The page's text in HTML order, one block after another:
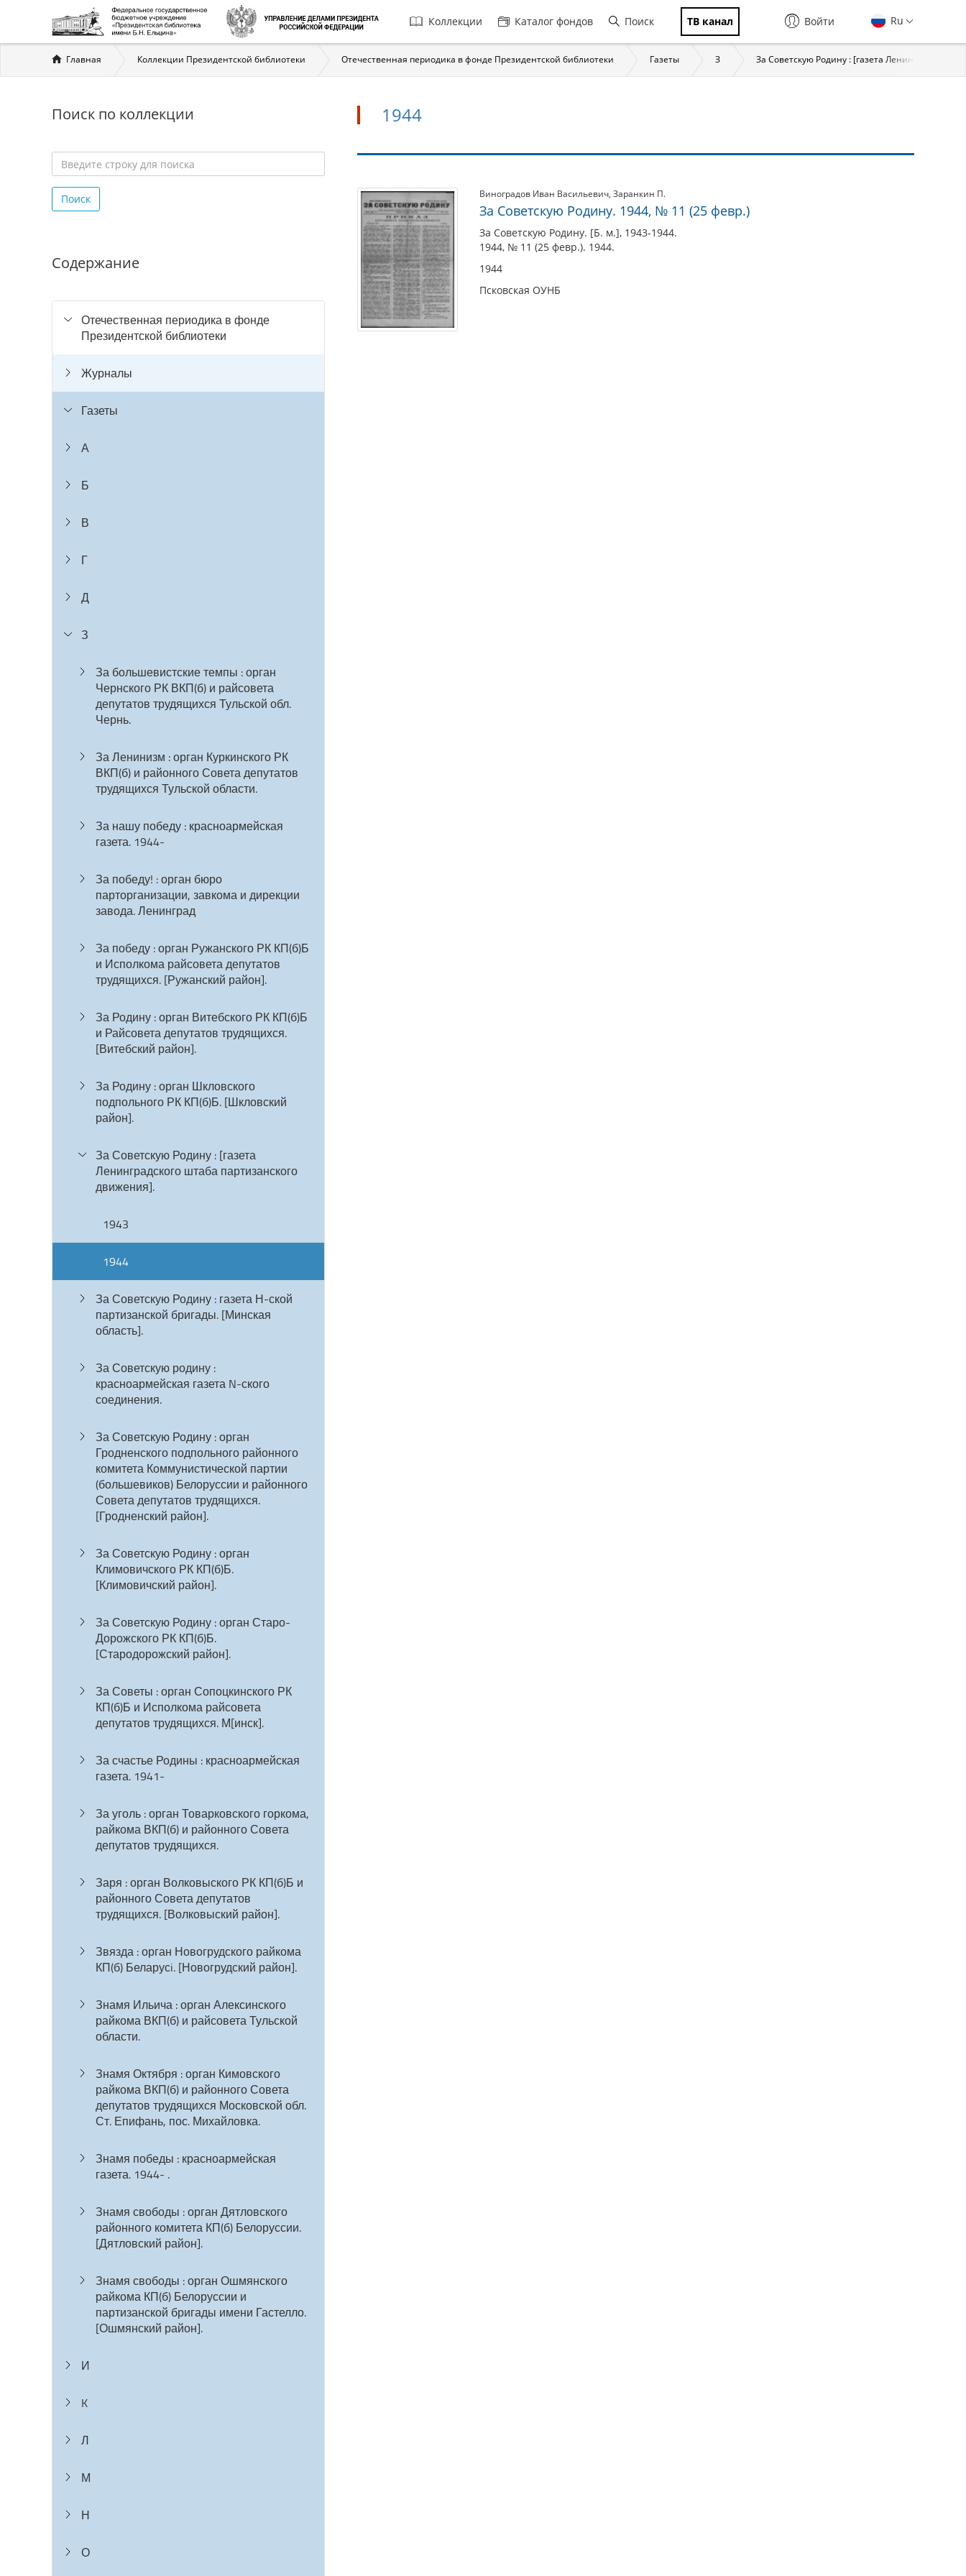
Главная
навигация
Коллекции Каталог фондов Поиск ТВ канал Ru
Войти
Вы
здесь
Главная Коллекции Президентской библиотеки Отечественная периодика в фонде Президентской библиотеки Газеты З За Советскую Родину : [газета Ленинградского
Поиск по коллекции
строку
для
Поиск
Содержание
Отечественная периодика в фонде
Президентской библиотеки
Журналы
Газеты
А
Б
В
Г
Д
З
За большевистские темпы : орган
Чернского РК ВКП(б) и райсовета
депутатов трудящихся Тульской обл.
Чернь.
За Ленинизм : орган Куркинского РК
ВКП(б) и районного Совета депутатов
трудящихся Тульской области.
За нашу победу : красноармейская
газета. 1944-
За победу! : орган бюро
парторганизации, завкома и дирекции
завода. Ленинград
За победу : орган Ружанского РК КП(б)Б
и Исполкома райсовета депутатов
трудящихся. [Ружанский район].
За Родину : орган Витебского РК КП(б)Б
и Райсовета депутатов трудящихся.
[Витебский район].
За Родину : орган Шкловского
подпольного РК КП(б)Б. [Шкловский
район].
За Советскую Родину : [газета
Ленинградского штаба партизанского
движения].
1943
1944
За Советскую Родину : газета Н-ской
партизанской бригады. [Минская
область].
За Советскую родину :
красноармейская газета N-ского
соединения.
За Советскую Родину : орган
Гродненского подпольного районного
комитета Коммунистической партии
(большевиков) Белоруссии и районного
Совета депутатов трудящихся.
[Гродненский район].
За Советскую Родину : орган
Климовичского РК КП(б)Б.
[Климовичский район].
За Советскую Родину : орган Старо-
Дорожского РК КП(б)Б.
[Стародорожский район].
За Советы : орган Сопоцкинского РК
КП(б)Б и Исполкома райсовета
депутатов трудящихся. М[инск].
За счастье Родины : красноармейская
газета. 1941-
За уголь : орган Товарковского горкома,
райкома ВКП(б) и районного Совета
депутатов трудящихся.
Заря : орган Волковыского РК КП(б)Б и
районного Совета депутатов
трудящихся. [Волковыский район].
Звязда : орган Новогрудского райкома
КП(б) Беларусi. [Новогрудский район].
Знамя Ильича : орган Алексинского
райкома ВКП(б) и райсовета Тульской
области.
Знамя Октября : орган Кимовского
райкома ВКП(б) и районного Совета
депутатов трудящихся Московской обл.
Ст. Епифань, пос. Михайловка.
Знамя победы : красноармейская
газета. 1944- .
Знамя свободы : орган Дятловского
районного комитета КП(б) Белоруссии.
[Дятловский район].
Знамя свободы : орган Ошмянского
райкома КП(б) Белоруссии и
партизанской бригады имени Гастелло.
[Ошмянский район].
И
K
Л
М
Н
О
1944
1944 Виноградов Иван Васильевич, Заранкин П.
За Советскую Родину. 1944, № 11 (25 февр.)
За Советскую Родину. [Б. м.], 1943-1944.
1944, № 11 (25 февр.). 1944.
1944
Псковская ОУНБ